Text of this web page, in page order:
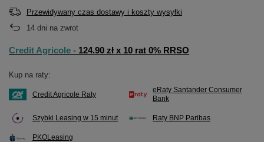
Przewidywany czas dostawy i koszty wysyłki
14 dni na zwrot
Credit Agricole - 124.90 zł x 10 rat 0% RRSO
Kup na raty:
Credit Agricole Raty
eRaty Santander Consumer
Bank
Szybki Leasing w 15 minut Raty BNP Paribas
PKOLeasing